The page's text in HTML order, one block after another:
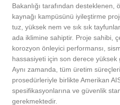
Bakanlığı tarafından desteklenen,
kaynağı kampüsünü iyileştirme
tuz, yüksek nem ve sık sık
ada iklimine sahiptir. Proje sahibi,
korozyon önleyici performansı,
hassasiyeti için son derece
Aynı zamanda, tüm üretim
prosedürleriyle birlikte Amerikan
spesifikasyonlarına ve güvenlik
gerekmektedir.